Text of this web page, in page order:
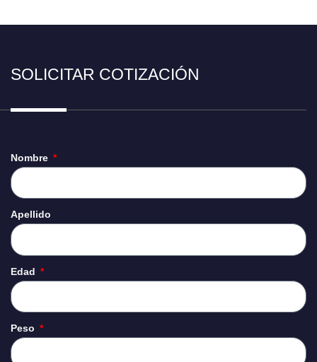
SOLICITAR COTIZACIÓN
Nombre
Apellido
Edad
Peso